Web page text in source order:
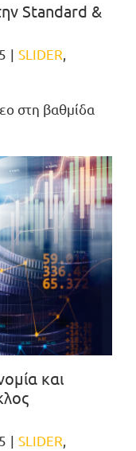
Standard &
| SLIDER,
στη βαθμίδα
και
| SLIDER,